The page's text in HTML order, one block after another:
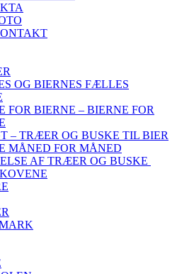
OG BIERNES FÆLLES
FOR BIERNE – BIERNE FOR
– TRÆER OG BUSKE TIL BIER
MÅNED FOR MÅNED
AF TRÆER OG BUSKE